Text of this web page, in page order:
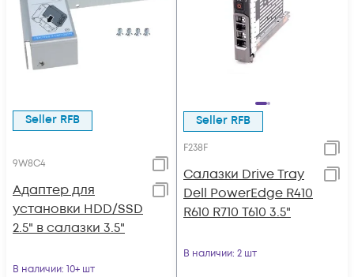
Seller RFB
9W8C4
Адаптер для
установки HDD/SSD
2.5" в салазки 3.5"
В наличии: 10+ шт
Seller RFB
F238F
Салазки Drive Tray
Dell PowerEdge R410
R610 R710 T610 3.5"
В наличии: 2 шт